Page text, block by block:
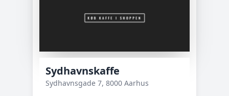
Sydhavnskaffe
Sydhavnsgade 7, 8000 Aarhus